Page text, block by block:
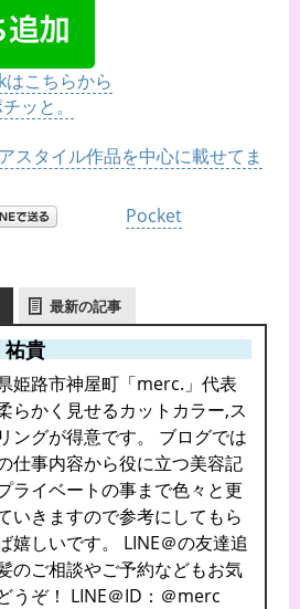
こちらから
ッと。
スタイル作品を中心に載せてま
Pocket
最新の記事
祐貴
姫路市神屋町「merc.」代表
らかく見せるカットカラー,ス
ングが得意です。 ブログでは
仕事内容から役に立つ美容記
ライベートの事まで色々と更
いきますので参考にしてもら
嬉しいです。 LINE＠の友達追
のご相談やご予約などもお気
うぞ！ LINE＠ID：＠merc